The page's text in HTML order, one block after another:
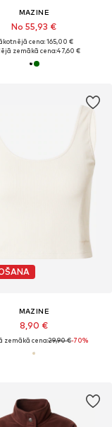
MAZINE
No 55,93 €
cena: 165,00 €
zemākā cena:47,60 €
MAZINE
8,90 €
zemākā cena:29,90 €-70%